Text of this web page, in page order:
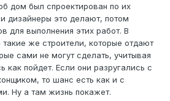
дом был спроектирован по их
дизайнеры это делают, потом
для выполнения этих работ. В
же строители, которые отдают
сами не могут сделать, учитывая
как пойдет. Если они разругались с
то шанс есть как и с
Ну а там жизнь покажет.